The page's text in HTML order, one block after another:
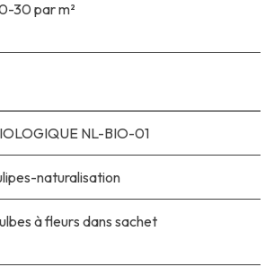
30 par m²
NL-BIO-01
naturalisation
à fleurs dans sachet